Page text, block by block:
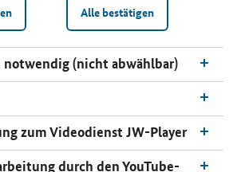
Alle bestätigen
notwendig (nicht abwählbar)
zum Videodienst JW-Player
durch den YouTube-